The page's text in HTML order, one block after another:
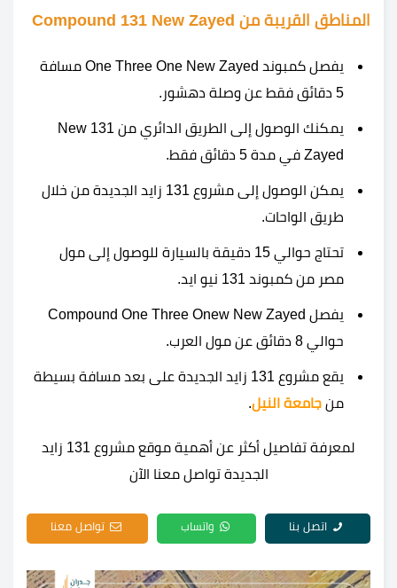
المناطق القريبة من Compound 131 New Zayed
يفصل كمبوند One Three One New Zayed مسافة
5 دقائق فقط عن وصلة دهشور.
يمكنك الوصول إلى الطريق الدائري من 131 New
Zayed في مدة 5 دقائق فقط.
يمكن الوصول إلى مشروع 131 زايد الجديدة من خلال
طريق الواحات.
تحتاج حوالي 15 دقيقة بالسيارة للوصول إلى مول
مصر من كمبوند 131 نيو ايد.
يفصل Compound One Three Onew New Zayed
حوالي 8 دقائق عن مول العرب.
يقع مشروع 131 زايد الجديدة على بعد مسافة بسيطة
من جامعة النيل.
لمعرفة تفاصيل أكثر عن أهمية موقع مشروع 131 زايد
الجديدة تواصل معنا الآن
اتصل بنا واتساب تواصل معنا